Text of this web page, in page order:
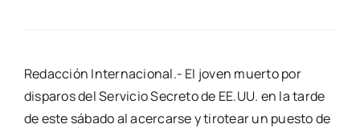
Redacción Internacional.- El joven muerto por
disparos del Servicio Secreto de EE.UU. en la tarde
de este sábado al acercarse y tirotear un puesto de